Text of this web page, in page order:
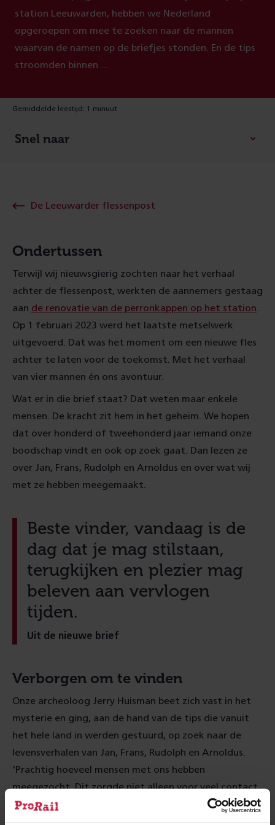
station Leeuwarden, hebben we Nederland
opgeroepen om mee te zoeken naar de mannen
waarvan de namen op de briefjes stonden. En de tips
stroomden binnen ...
Gemiddelde leestijd: 1 minuut
Snel naar
De Leeuwarder flessenpost
Ondertussen
Terwijl wij nieuwsgierig zochten naar het verhaal
achter de flessenpost, werkten de aannemers gestaag
aan de renovatie van de perronkappen op het station
Op 1 februari 2023 werd het laatste metselwerk
uitgevoerd. Dat was het moment om een nieuwe fles
achter te laten voor de toekomst. Met het verhaal
van vier mannen én ons avontuur.
Wat er in die brief staat? Dat weten maar enkele
mensen. De kracht zit hem in het geheim. We hopen
dat over honderd of tweehonderd jaar iemand onze
boodschap vindt en ook op zoek gaat. Dan lezen ze
over Jan, Frans, Rudolph en Arnoldus en over wat wij
met ze hebben meegemaakt.
Beste vinder, vandaag is de
dag dat je mag stilstaan,
terugkijken en plezier mag
beleven aan vervlogen
tijden.
Uit de nieuwe brief
Verborgen om te vinden
Onze archeoloog Jerry Huisman beet zich vast in het
mysterie en ging, aan de hand van de tips die vanuit
het hele land in werden gestuurd, op zoek naar de
levensverhalen van Jan, Frans, Rudolph en Arnoldus.
'Prachtig hoeveel mensen met ons hebben
meegezocht. Dit zorgde niet alleen voor veel contact
met nazaten, het resulteerde ook in een bijzondere
reünie tussen twee vriendinnen die elkaar uit het oog